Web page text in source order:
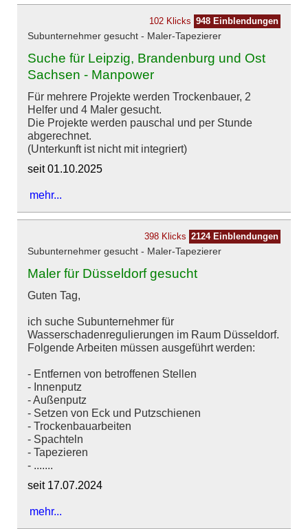
102 Klicks 948 Einblendungen
Subunternehmer gesucht - Maler-Tapezierer
Suche für Leipzig, Brandenburg und Ost
Sachsen - Manpower
Für mehrere Projekte werden Trockenbauer, 2
Helfer und 4 Maler gesucht.
Die Projekte werden pauschal und per Stunde
abgerechnet.
(Unterkunft ist nicht mit integriert)
seit 01.10.2025
mehr...
398 Klicks 2124 Einblendungen
Subunternehmer gesucht - Maler-Tapezierer
Maler für Düsseldorf gesucht
Guten Tag,
ich suche Subunternehmer für
Wasserschadenregulierungen im Raum Düsseldorf.
Folgende Arbeiten müssen ausgeführt werden:
- Entfernen von betroffenen Stellen
- Innenputz
- Außenputz
- Setzen von Eck und Putzschienen
- Trockenbauarbeiten
- Spachteln
- Tapezieren
- .......
seit 17.07.2024
mehr...